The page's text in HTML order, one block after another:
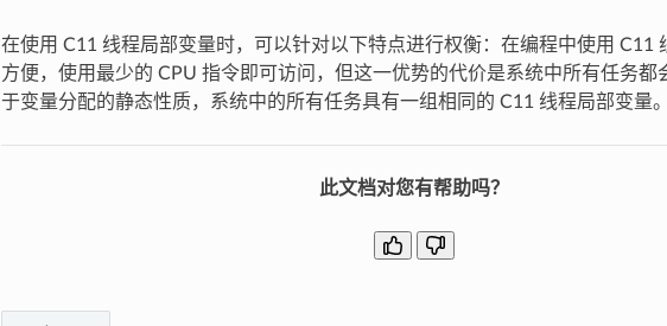
在使用 C11 线程局部变量时，可以针对以下特点进行权衡：在编程中使用 C11
方便，使用最少的 CPU 指令即可访问，但这一优势的代价是系统中所有任务都
于变量分配的静态性质，系统中的所有任务具有一组相同的 C11 线程局部变量。
此文档对您有帮助吗？